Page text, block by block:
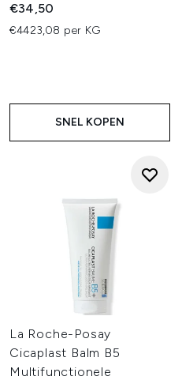
€34,50
€4423,08 per KG
SNEL KOPEN
La Roche-Posay
Cicaplast Balm B5
Multifunctionele